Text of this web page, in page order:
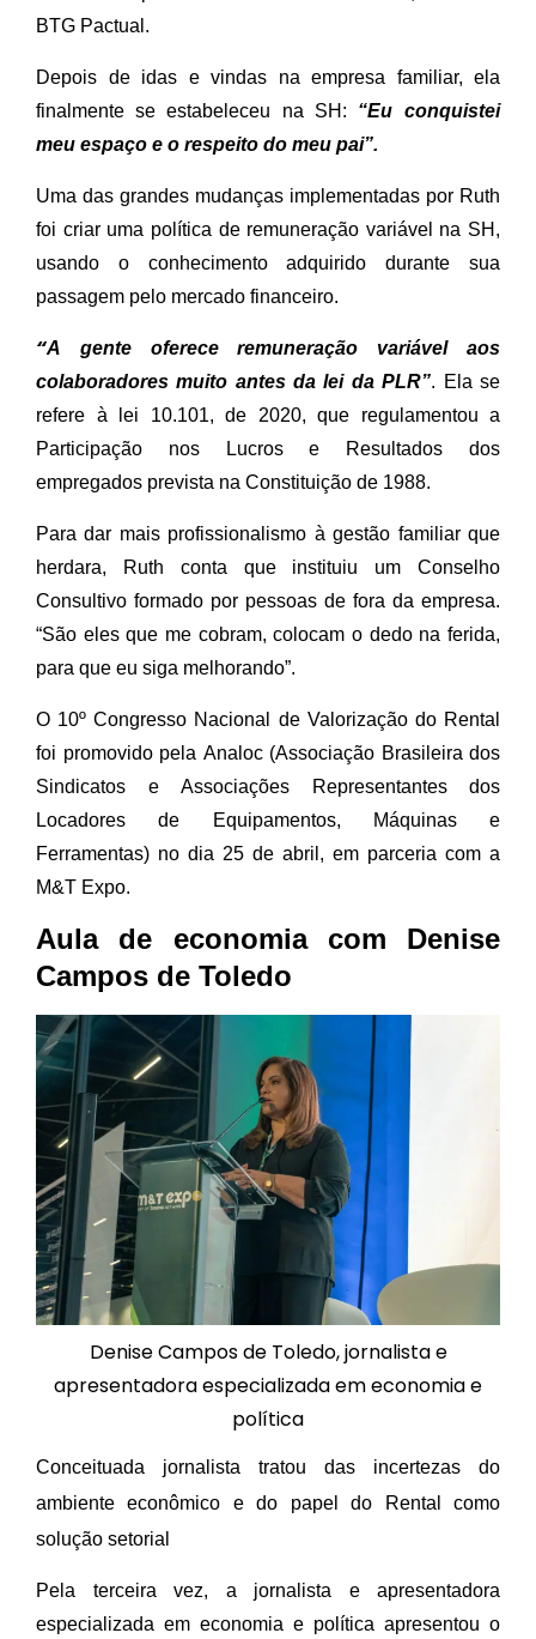
BTG Pactual.
Depois de idas e vindas na empresa familiar, ela
finalmente se estabeleceu na SH: “Eu conquistei
meu espaço e o respeito do meu pai”.
Uma das grandes mudanças implementadas por Ruth
foi criar uma política de remuneração variável na SH,
usando o conhecimento adquirido durante sua
passagem pelo mercado financeiro.
“A gente oferece remuneração variável aos
colaboradores muito antes da lei da PLR”. Ela se
refere à lei 10.101, de 2020, que regulamentou a
Participação nos Lucros e Resultados dos
empregados prevista na Constituição de 1988.
Para dar mais profissionalismo à gestão familiar que
herdara, Ruth conta que instituiu um Conselho
Consultivo formado por pessoas de fora da empresa.
“São eles que me cobram, colocam o dedo na ferida,
para que eu siga melhorando”.
O 10º Congresso Nacional de Valorização do Rental
foi promovido pela Analoc (Associação Brasileira dos
Sindicatos e Associações Representantes dos
Locadores de Equipamentos, Máquinas e
Ferramentas) no dia 25 de abril, em parceria com a
M&T Expo.
Aula de economia com Denise
Campos de Toledo
Denise Campos de Toledo, jornalista e
apresentadora especializada em economia e
política
Conceituada jornalista tratou das incertezas do
ambiente econômico e do papel do Rental como
solução setorial
Pela terceira vez, a jornalista e apresentadora
especializada em economia e política apresentou o